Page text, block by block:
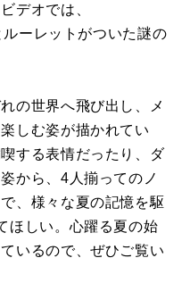
デオでは、
ルーレットがついた謎の
の世界へ飛び出し、メ
しむ姿が描かれてい
する表情だったり、ダ
から、4人揃ってのノ
、様々な夏の記憶を駆
ほしい。心躍る夏の始
いるので、ぜひご覧い